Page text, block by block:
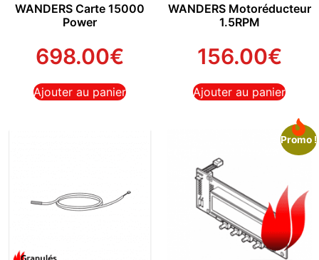
WANDERS Carte 15000
Power
698.00€
Ajouter au panier
WANDERS Motoréducteur
1.5RPM
156.00€
Ajouter au panier
Promo !